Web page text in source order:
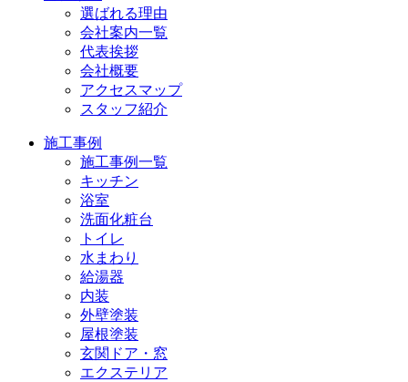
選ばれる理由
会社案内一覧
代表挨拶
会社概要
アクセスマップ
スタッフ紹介
施工事例
施工事例一覧
キッチン
浴室
洗面化粧台
トイレ
水まわり
給湯器
内装
外壁塗装
屋根塗装
玄関ドア・窓
エクステリア